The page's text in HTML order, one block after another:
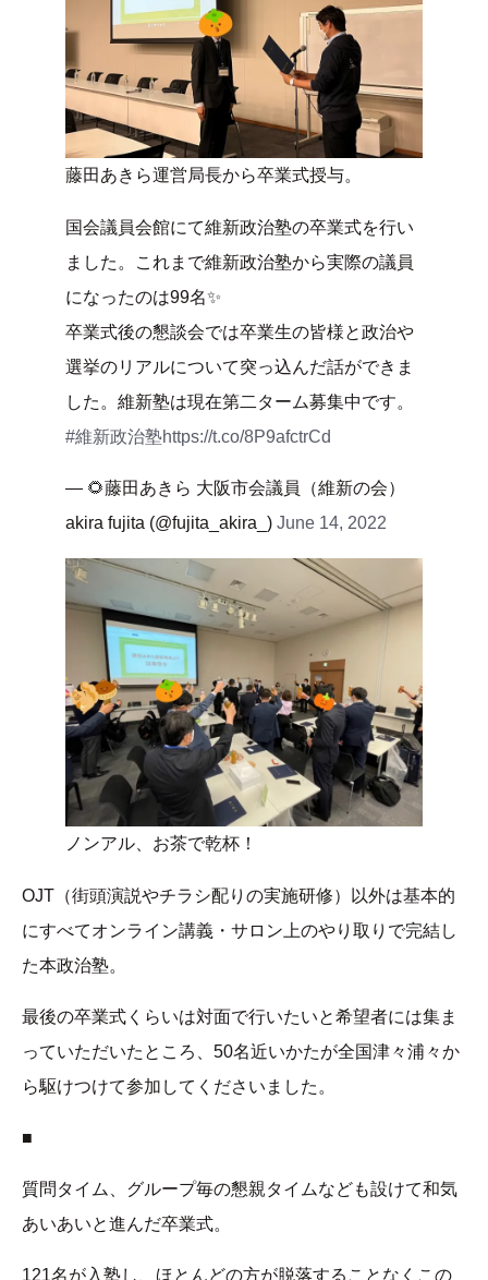
藤田あきら運営局長から卒業式授与。
国会議員会館にて維新政治塾の卒業式を行い
ました。これまで維新政治塾から実際の議員
になったのは99名✨
卒業式後の懇談会では卒業生の皆様と政治や
選挙のリアルについて突っ込んだ話ができま
した。維新塾は現在第二ターム募集中です。
#維新政治塾https://t.co/8P9afctrCd
— 🌻藤田あきら 大阪市会議員（維新の会）
akira fujita (@fujita_akira_) June 14, 2022
ノンアル、お茶で乾杯！
OJT（街頭演説やチラシ配りの実施研修）以外は基本的
にすべてオンライン講義・サロン上のやり取りで完結し
た本政治塾。
最後の卒業式くらいは対面で行いたいと希望者には集ま
っていただいたところ、50名近いかたが全国津々浦々か
ら駆けつけて参加してくださいました。
■
質問タイム、グループ毎の懇親タイムなども設けて和気
あいあいと進んだ卒業式。
121名が入塾し、ほとんどの方が脱落することなくこの